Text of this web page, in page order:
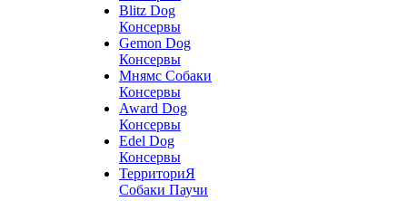
Blitz Dog
Консервы
Gemon Dog
Консервы
Мнямс Собаки
Консервы
Award Dog
Консервы
Edel Dog
Консервы
ТерриториЯ
Собаки Паучи